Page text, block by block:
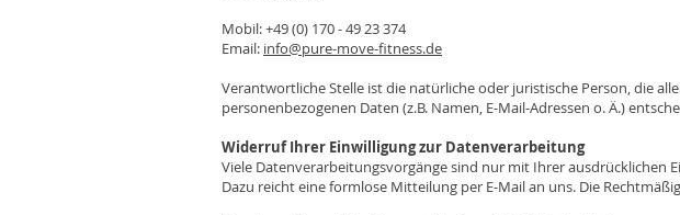
Mobil: +49 (0) 170 - 49 23 374
Email: info@pure-move-fitness.de
Verantwortliche Stelle ist die natürliche oder juristische Person, die
personenbezogenen Daten (z.B. Namen, E-Mail-Adressen o. Ä.)
Widerruf Ihrer Einwilligung zur Datenverarbeitung
Viele Datenverarbeitungsvorgänge sind nur mit Ihrer ausdrücklichen
Dazu reicht eine formlose Mitteilung per E-Mail an uns. Die